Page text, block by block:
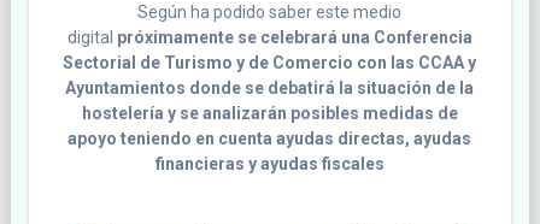
Según ha podido saber este medio
digital próximamente se celebrará una Conferencia
Sectorial de Turismo y de Comercio con las CCAA y
Ayuntamientos donde se debatirá la situación de la
hostelería y se analizarán posibles medidas de
apoyo teniendo en cuenta ayudas directas, ayudas
financieras y ayudas fiscales